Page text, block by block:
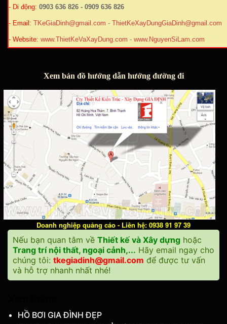
- Di động: 0903 636 826 - 0909 636 826
- Email: TKeGiaDinh@gmail.com - ThietKeXayDungGiaDinh@gmail.com
- Website: www.ThietKeVaXayDung.com - www.NguyenSiLam.com
Xem bản đồ hướng dẫn hướng đường đi
Doanh nghiệp quảng cáo - Liên hệ: 0938 91 97 39
Nếu bạn quan tâm về Thiết kế và Xây dựng hoặc
Trang trí nội thất, ngoại cảnh,... Hãy email ngay cho
chúng tôi: tkegiadinh@gmail.com để được tư vấn
và hỗ trợ nhanh nhất nhé!
HỒ BƠI GIA ĐÌNH ĐẸP